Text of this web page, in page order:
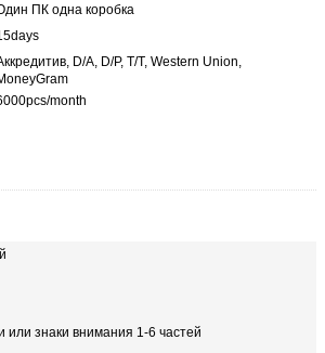
ПК одна коробка
D/A, D/P, T/T, Western Union,
month
или знаки внимания 1-6 частей